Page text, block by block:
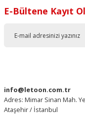
E-Bültene Kayıt
info@letoon.com.tr
Adres: Mimar Sinan Mah.
Ataşehir / İstanbul